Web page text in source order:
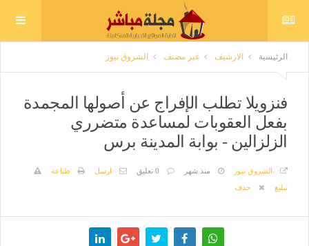
الرئيسية الارشيف غير مصنف الشروق نيوز
فنزويلا تطلب الإفراج عن أصولها المجمدة
بفعل العقوبات لمساعدة متضرري
الزلزالين - بوابة المدينة برس
الشروق نيوز منذ شهر 0 تعليق ارسل
طباعة
تبليغ
حذف